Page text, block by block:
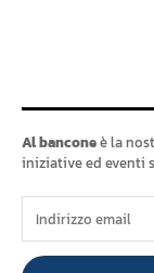
Al banconeè la
iniziative ed eventi